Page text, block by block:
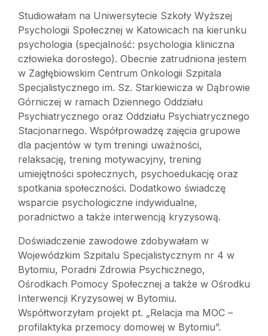
Studiowałam na Uniwersytecie Szkoły Wyższej
Psychologii Społecznej w Katowicach na kierunku
psychologia (specjalność: psychologia kliniczna
człowieka dorosłego). Obecnie zatrudniona jestem
w Zagłębiowskim Centrum Onkologii Szpitala
Specjalistycznego im. Sz. Starkiewicza w Dąbrowie
Górniczej w ramach Dziennego Oddziału
Psychiatrycznego oraz Oddziału Psychiatrycznego
Stacjonarnego. Współprowadzę zajęcia grupowe
dla pacjentów w tym treningi uważności,
relaksację, trening motywacyjny, trening
umiejętności społecznych, psychoedukację oraz
spotkania społeczności. Dodatkowo świadczę
wsparcie psychologiczne indywidualne,
poradnictwo a także interwencją kryzysową.
Doświadczenie zawodowe zdobywałam w
Wojewódzkim Szpitalu Specjalistycznym nr 4 w
Bytomiu, Poradni Zdrowia Psychicznego,
Ośrodkach Pomocy Społecznej a także w Ośrodku
Interwencji Kryzysowej w Bytomiu.
Współtworzyłam projekt pt. „Relacja ma MOC –
profilaktyka przemocy domowej w Bytomiu”.